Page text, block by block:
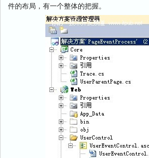
件的布局，有一个整体的把握。